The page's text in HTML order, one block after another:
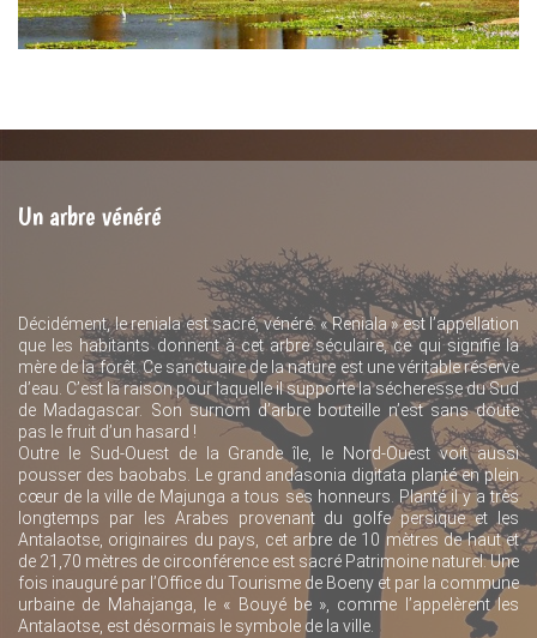
Un arbre vénéré
Décidément, le reniala est sacré, vénéré. « Reniala » est l’appellation
que les habitants donnent à cet arbre séculaire, ce qui signifie la
mère de la forêt. Ce sanctuaire de la nature est une véritable réserve
d’eau. C’est la raison pour laquelle il supporte la sécheresse du Sud
de Madagascar. Son surnom d’arbre bouteille n’est sans doute
pas le fruit d’un hasard !
Outre le Sud-Ouest de la Grande île, le Nord-Ouest voit aussi
pousser des baobabs. Le grand andasonia digitata planté en plein
cœur de la ville de Majunga a tous ses honneurs. Planté il y a très
longtemps par les Arabes provenant du golfe persique et les
Antalaotse, originaires du pays, cet arbre de 10 mètres de haut et
de 21,70 mètres de circonférence est sacré Patrimoine naturel. Une
fois inauguré par l’Office du Tourisme de Boeny et par la commune
urbaine de Mahajanga, le « Bouyé be », comme l’appelèrent les
Antalaotse, est désormais le symbole de la ville.